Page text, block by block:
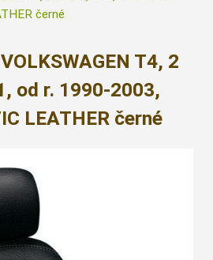
černé
T4, 2
od r. 1990-2003,
LEATHER černé